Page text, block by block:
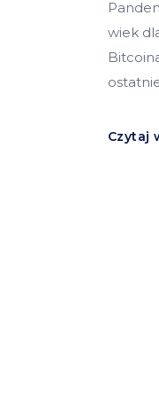
wiek
Czytaj